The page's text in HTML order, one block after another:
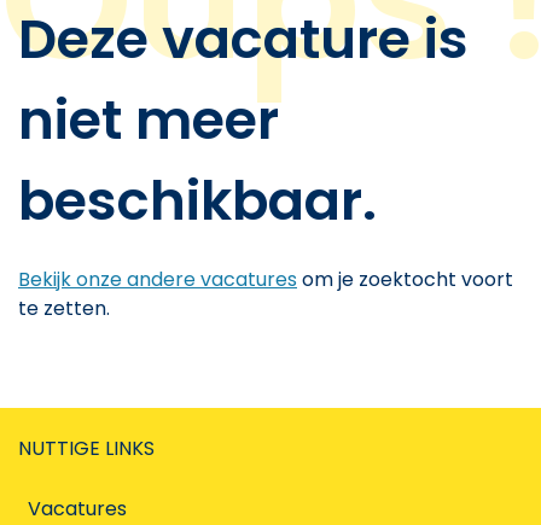
Deze vacature is
niet meer
beschikbaar.
Bekijk onze andere vacaturesom je zoektocht voort
te zetten.
NUTTIGE LINKS
Vacatures